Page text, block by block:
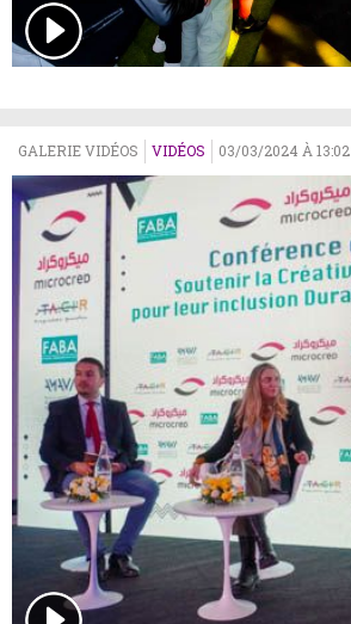
GALERIE VIDÉOS VIDÉOS 03/03/2024 À 13:02